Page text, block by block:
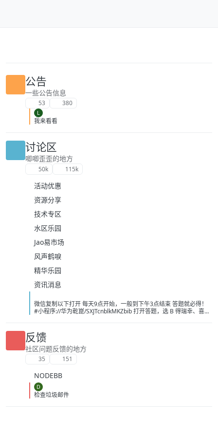
公告
一些公告信息
53 380
L
我来看看
讨论区
唧唧歪歪的地方
50k 115k
活动优惠
资源分享
技术专区
水区乐园
Jao易市场
风声鹤唳
精华乐园
资讯消息
微信复制以下打开 每天9点开始，一般到下午3点结束 答题就必得！
#小程序://华为乾崑/SXJTcnblkMKZbib 打开答题，选 B 得瑞幸、喜茶
1786139243743_%E5%BE%AE%E4%BF%A1%E5%9B%BE%E7%89
%87_20260807104021_214_208.jpg] [image:
1786139251697_%E5%BE%AE%E4%BF%A1%E5%9B%BE%E7%89
%87_20260807101326_13_1581.png] [image:
1786139249056_%E5%BE%AE%E4%BF%A1%E5%9B%BE%E7%89
反馈
社区问题反馈的地方
35 151
NODEBB
D
检查垃圾邮件